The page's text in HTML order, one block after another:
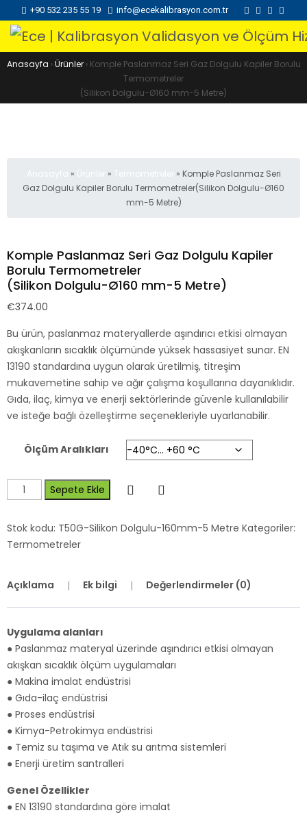
+90 532 235 55 19 info@ecekalibrasyon.com.tr
Anasayfa ›Ürünler› Komple Paslanmaz Seri Gaz Dolgulu Kapiler Borulu
Termometreler
(Silikon Dolgulu-Ø160 mm-5 Metre)
» » » Komple Paslanmaz Seri
Gaz Dolgulu Kapiler Borulu Termometreler(Silikon Dolgulu-Ø160
mm-5 Metre)
Komple Paslanmaz Seri Gaz Dolgulu Kapiler
Borulu Termometreler
(Silikon Dolgulu-Ø160 mm-5 Metre)
€374.00
Bu ürün, paslanmaz materyallerde aşındırıcı etkisi olmayan
akışkanların sıcaklık ölçümünde yüksek hassasiyet sunar. EN
13190 standardına uygun olarak üretilmiş, titreşim
mukavemetine sahip ve ağır çalışma koşullarına dayanıklıdır.
Gıda, ilaç, kimya ve enerji sektörlerinde güvenle kullanılabilir
ve isteğe bağlı özelleştirme seçenekleriyle uyarlanabilir.
Ölçüm Aralıkları
Sepete Ekle
Stok kodu: T50G-Silikon Dolgulu-160mm-5 Metre Kategoriler:
Termometreler
Açıklama Ek bilgi Değerlendirmeler (0)
Uygulama alanları
● Paslanmaz materyal üzerinde aşındırıcı etkisi olmayan
akışkan sıcaklık ölçüm uygulamaları
● Makina imalat endüstrisi
● Gıda-ilaç endüstrisi
● Proses endüstrisi
● Kimya-Petrokimya endüstrisi
● Temiz su taşıma ve Atık su arıtma sistemleri
● Enerji üretim santralleri
Genel Özellikler
● EN 13190 standardına göre imalat